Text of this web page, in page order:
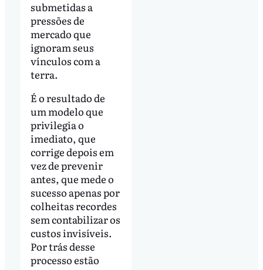
submetidas a
pressões de
mercado que
ignoram seus
vínculos com a
terra.
É o resultado de
um modelo que
privilegia o
imediato, que
corrige depois em
vez de prevenir
antes, que mede o
sucesso apenas por
colheitas recordes
sem contabilizar os
custos invisíveis.
Por trás desse
processo estão